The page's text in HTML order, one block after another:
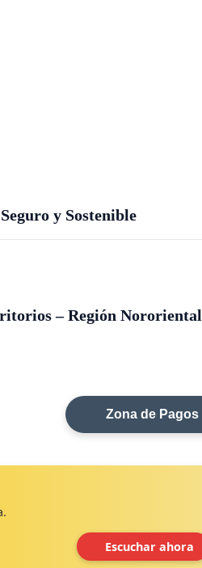
y Sostenible
– Región Nororiental
Zona de Pagos
Escuchar ahora